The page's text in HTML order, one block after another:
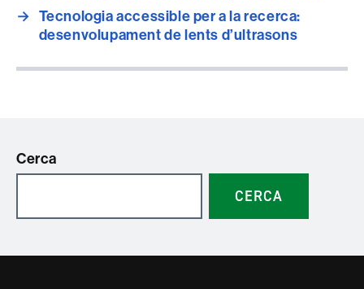
→ Tecnologia accessible per a la recerca:
desenvolupament de lents d’ultrasons
Cerca
CERCA